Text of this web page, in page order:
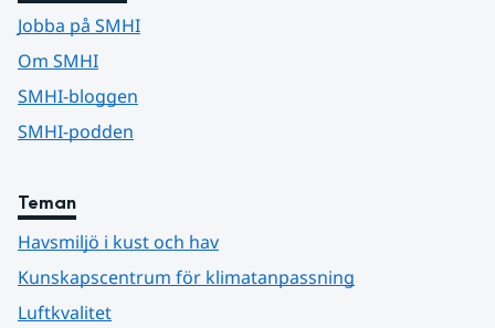
Jobba på SMHI
Om SMHI
SMHI-bloggen
SMHI-podden
Teman
Havsmiljö i kust och hav
Kunskapscentrum för klimatanpassning
Luftkvalitet